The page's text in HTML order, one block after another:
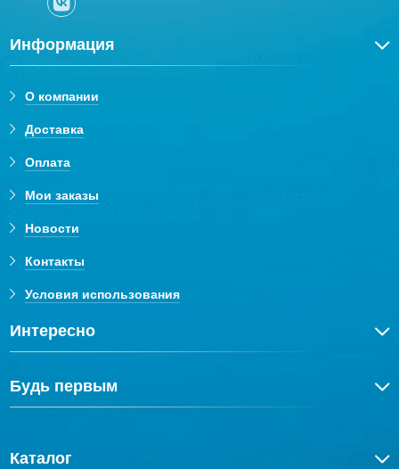
Информация
О компании
Доставка
Оплата
Мои заказы
Новости
Контакты
Условия использования
Интересно
Будь первым
Каталог